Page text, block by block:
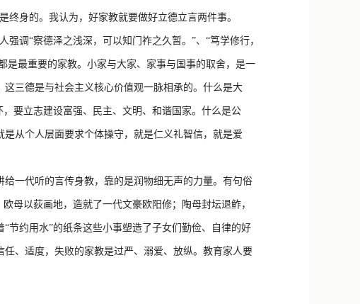
身的。我认为，好家教就要做好立德立言两件事。
调“察德泽之浅深，可以知门祚之久暂。”、“笃学修行，
是最重要的家教。小家与大家、家事与国事的取舍，是一
三德是与社会主义核心价值观一脉相承的。什么是大
要立志建设富强、民主、文明、和谐国家。什么是公
从个人层面要求个体操守，就是仁义礼智信，就是爱
一代听的言传身教，靠的是润物细无声的力量。有句俗
母以荻画地，造就了一代文豪欧阳修；陶母封坛退鲊，
节约用水”的纸条这些小事塑造了子女们勤俭、自律的好
、适度，失败的家教是过严、溺爱、放纵。教育家人要